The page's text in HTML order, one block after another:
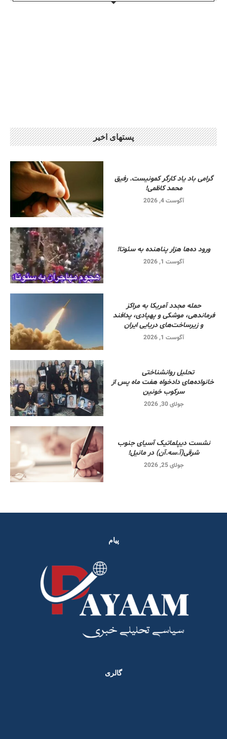
پستهای اخیر
گرامی باد یاد کارگر کمونیست. رفیق
محمد کاظمی!
آگوست 4, 2026
ورود ده‌ها هزار پناهنده به سئوتا!
آگوست 1, 2026
حمله مجدد آمریکا به مراکز
فرماندهی، موشکی و پهپادی، پدافند
و زیرساخت‌های دریایی ایران
آگوست 1, 2026
تحلیل روانشناختی
خانواده‌های دادخواه هفت ماه پس از
سرکوب خونین
جولای 30, 2026
نشست دیپلماتیک آسیای جنوب
شرقی‌(آ.سه.آن) در مانیل!
جولای 25, 2026
پیام
گالری